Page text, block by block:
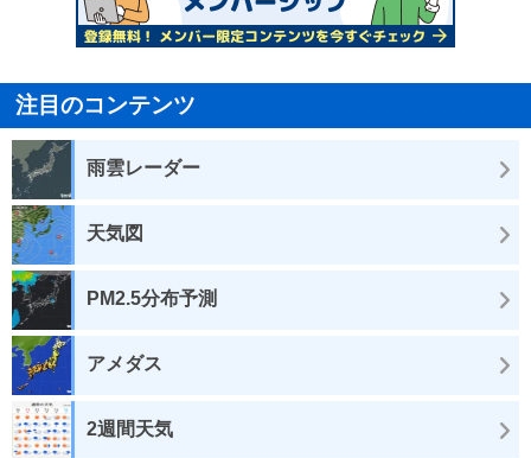
注目のコンテンツ
雨雲レーダー
天気図
PM2.5分布予測
アメダス
2週間天気